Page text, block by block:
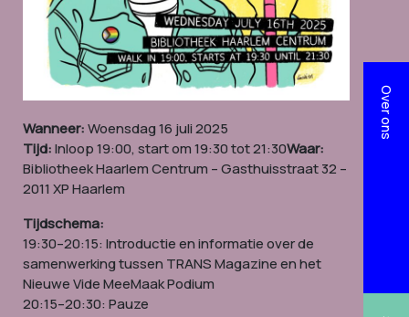
Wanneer:Woensdag 16 juli 2025
Tijd:Inloop 19:00, start om 19:30 tot 21:30Waar:
Bibliotheek Haarlem Centrum – Gasthuisstraat 32 –
2011 XP Haarlem
Tijdschema:
19:30–20:15: Introductie en informatie over de
samenwerking tussen TRANS Magazine en het
Nieuwe Vide MeeMaak Podium
20:15–20:30: Pauze
Over ons